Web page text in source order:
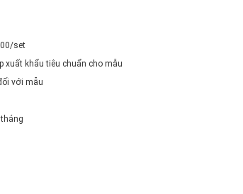
set
xuất khẩu tiêu chuẩn cho mẫu
với mẫu